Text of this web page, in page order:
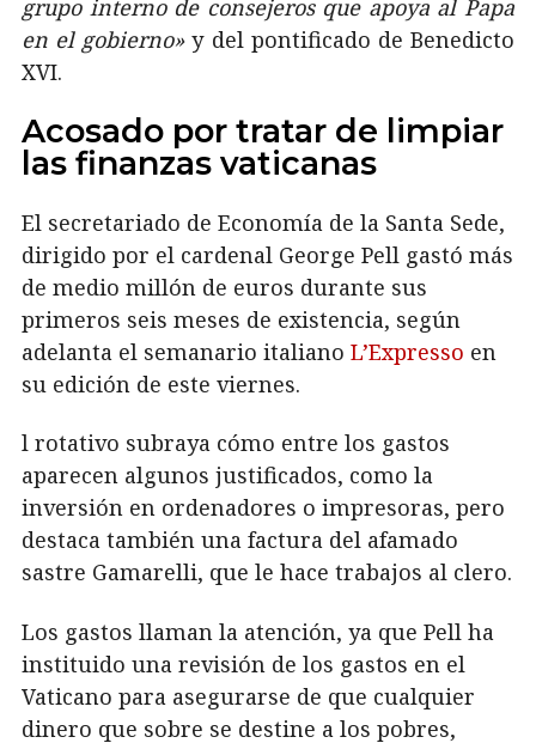
grupo interno de consejeros que apoya al Papa
en el gobierno»y del pontificado de Benedicto
XVI.
Acosado por tratar de limpiar
las finanzas vaticanas
El secretariado de Economía de la Santa Sede,
dirigido por el cardenal George Pell gastó más
de medio millón de euros durante sus
primeros seis meses de existencia, según
adelanta el semanario italiano L’Expresso en
su edición de este viernes.
l rotativo subraya cómo entre los gastos
aparecen algunos justificados, como la
inversión en ordenadores o impresoras, pero
destaca también una factura del afamado
sastre Gamarelli, que le hace trabajos al clero.
Los gastos llaman la atención, ya que Pell ha
instituido una revisión de los gastos en el
Vaticano para asegurarse de que cualquier
dinero que sobre se destine a los pobres,